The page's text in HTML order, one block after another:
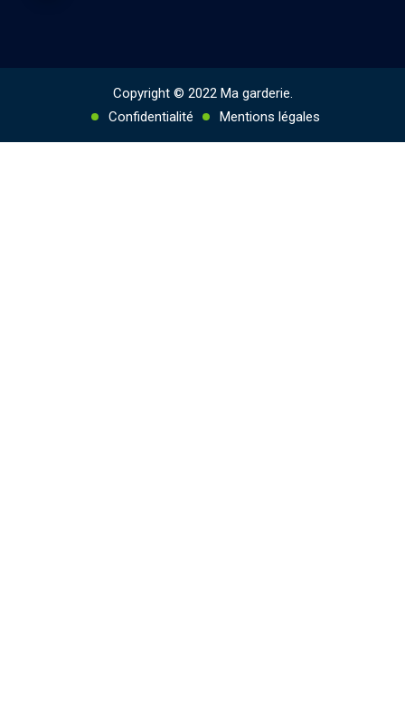
Copyright © 2022 Ma garderie.
Confidentialité
Mentions légales